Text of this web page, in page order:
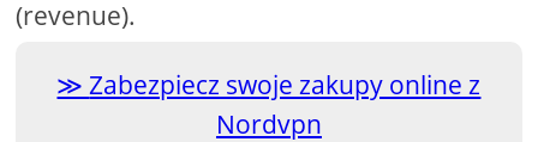
(revenue).
Zabezpiecz swoje zakupy online z
Nordvpn